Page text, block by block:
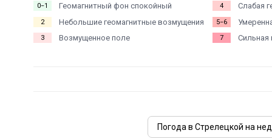
0−1 Геомагнитный фон спокойный
2 Небольшие геомагнитные возмущения
3 Возмущенное поле
4 Слабая
5−6
7 Сильная
Погода в Стрелецкой на